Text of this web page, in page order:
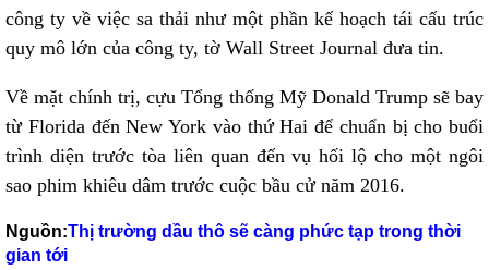
công ty về việc sa thải như một phần kế hoạch tái cấu trúc
quy mô lớn của công ty, tờ Wall Street Journal đưa tin.
Về mặt chính trị, cựu Tổng thống Mỹ Donald Trump sẽ bay
từ Florida đến New York vào thứ Hai để chuẩn bị cho buổi
trình diện trước tòa liên quan đến vụ hối lộ cho một ngôi
sao phim khiêu dâm trước cuộc bầu cử năm 2016.
Nguồn:Thị trường dầu thô sẽ càng phức tạp trong thời
gian tới